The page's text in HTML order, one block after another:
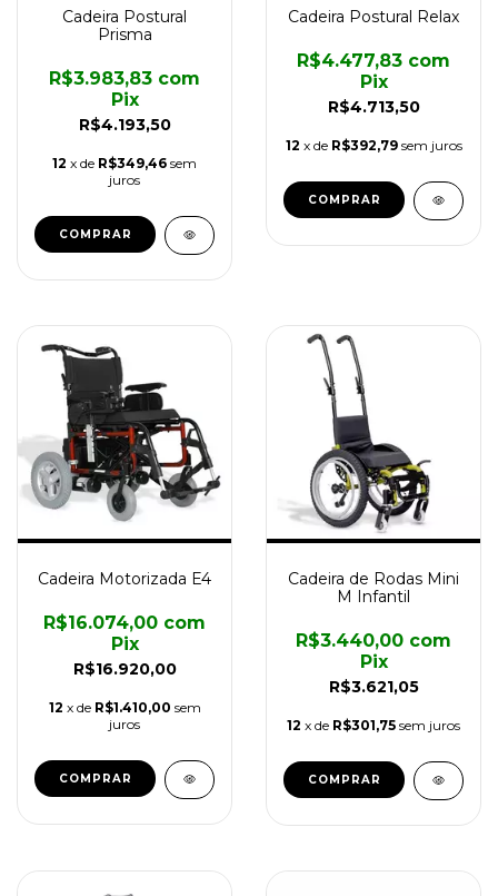
Cadeira Postural
Prisma
R$4.193,50
R$3.983,83 com
Pix
12 x de R$349,46 sem
juros
COMPRAR
Cadeira Postural Relax
R$4.713,50
R$4.477,83 com
Pix
12 x de R$392,79 sem juros
COMPRAR
Cadeira Motorizada E4
R$16.920,00
R$16.074,00 com
Pix
12 x de R$1.410,00 sem
juros
COMPRAR
Cadeira de Rodas Mini
M Infantil
R$3.621,05
R$3.440,00 com
Pix
12 x de R$301,75 sem juros
COMPRAR